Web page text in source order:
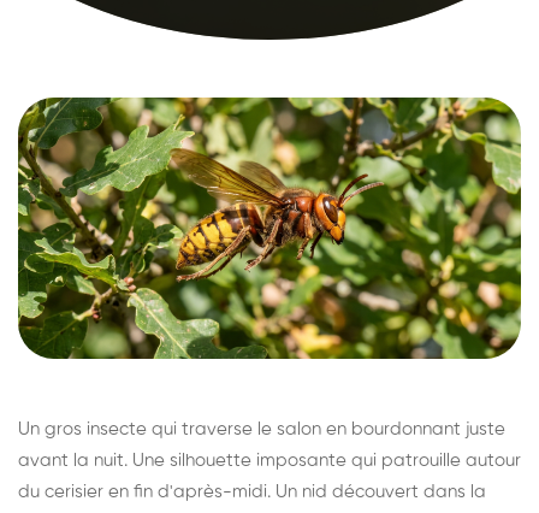
Un gros insecte qui traverse le salon en bourdonnant juste
avant la nuit. Une silhouette imposante qui patrouille autour
du cerisier en fin d'après-midi. Un nid découvert dans la